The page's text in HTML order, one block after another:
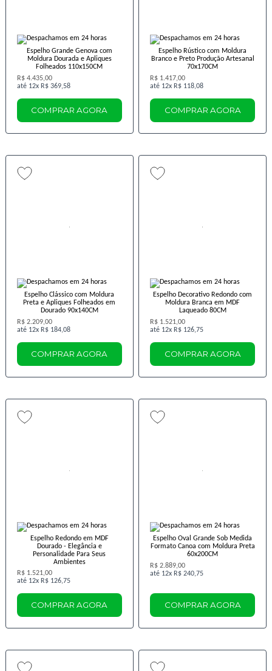
Espelho Grande Genova com
Moldura Dourada e Apliques
Folheados 110x150CM
R$ 4.435,00
12x R$ 369,58
COMPRAR AGORA
Espelho Rústico com Moldura
Branco e Preto Produção Artesanal
70x170CM
R$ 1.417,00
12x R$ 118,08
COMPRAR AGORA
Espelho Clássico com Moldura
Preta e Apliques Folheados em
Dourado 90x140CM
R$ 2.209,00
12x R$ 184,08
COMPRAR AGORA
Espelho Decorativo Redondo com
Moldura Branca em MDF
Laqueado 80CM
R$ 1.521,00
12x R$ 126,75
COMPRAR AGORA
Espelho Redondo em MDF
Dourado - Elegância e
Personalidade Para Seus
Ambientes
R$ 1.521,00
12x R$ 126,75
COMPRAR AGORA
Espelho Oval Grande Sob Medida
Formato Canoa com Moldura Preta
60x200CM
R$ 2.889,00
12x R$ 240,75
COMPRAR AGORA